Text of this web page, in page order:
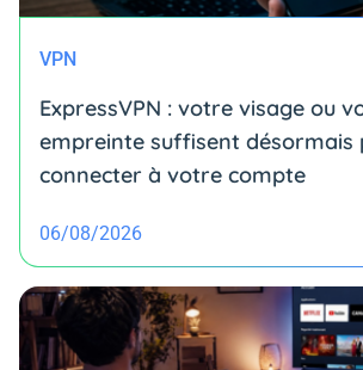
VPN
ExpressVPN : votre visage ou
empreinte suffisent désormais
connecter à votre compte
06/08/2026